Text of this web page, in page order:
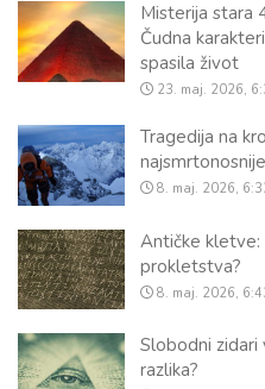
Misterija stara
Čudna
spasila život
23. maj. 2026,
Tragedija na
8. maj. 2026,
Antičke kletve:
prokletstva?
8. maj. 2026,
Slobodni zidari
razlika?